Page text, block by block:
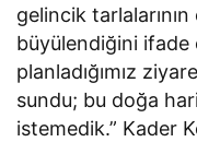
gelincik
büyülendiğini ifade
planladığımız
sundu; bu doğa
istemedik.” Kader